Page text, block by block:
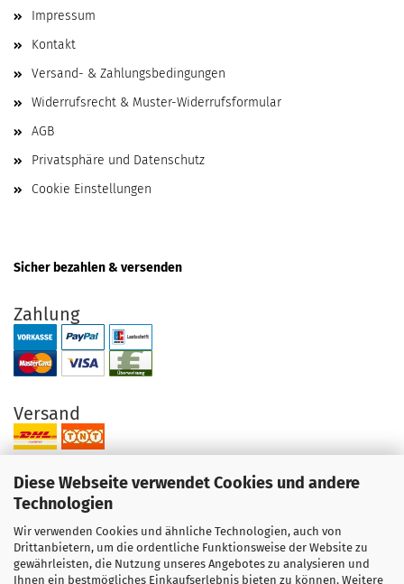
Diese Webseite verwendet Cookies und andere
Technologien
Wir verwenden Cookies und ähnliche Technologien, auch von
Drittanbietern, um die ordentliche Funktionsweise der Website zu
gewährleisten, die Nutzung unseres Angebotes zu analysieren und
Ihnen ein bestmögliches Einkaufserlebnis bieten zu können. Weitere
Impressum
Kontakt
Versand- & Zahlungsbedingungen
Widerrufsrecht & Muster-Widerrufsformular
AGB
Privatsphäre und Datenschutz
Cookie Einstellungen
Sicher bezahlen & versenden
Zahlung
Versand
Ihre Vorteile bei uns
Original Produkte direkt vom Hersteller